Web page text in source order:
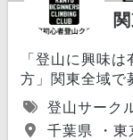
「登山に興味
方」関東全域で
登山サーク
千葉県 ・東